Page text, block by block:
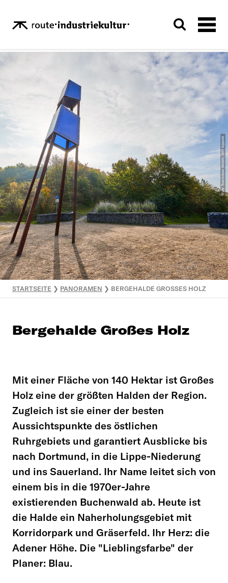
STARTSEITE ❯ PANORAMEN ❯ BERGEHALDE GROSSES HOLZ
Bergehalde Großes Holz
Mit einer Fläche von 140 Hektar ist Großes
Holz eine der größten Halden der Region.
Zugleich ist sie einer der besten
Aussichtspunkte des östlichen
Ruhrgebiets und garantiert Ausblicke bis
nach Dortmund, in die Lippe-Niederung
und ins Sauerland. Ihr Name leitet sich von
einem bis in die 1970er-Jahre
existierenden Buchenwald ab. Heute ist
die Halde ein Naherholungsgebiet mit
Korridorpark und Gräserfeld. Ihr Herz: die
Adener Höhe. Die "Lieblingsfarbe" der
Planer: Blau.